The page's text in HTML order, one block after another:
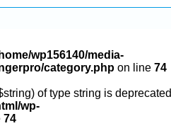
wp156140/media-
category.php on line 74
of type string is deprecated
wp-
74